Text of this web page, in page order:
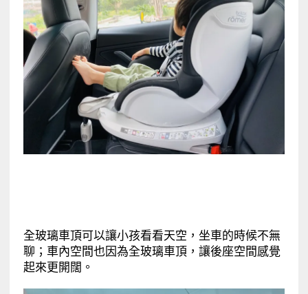
全玻璃車頂可以讓小孩看看天空，坐車的時候不無
聊；車內空間也因為全玻璃車頂，讓後座空間感覺
起來更開闊。